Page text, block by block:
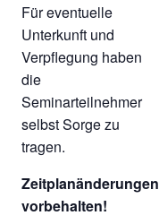
Für eventuelle
Unterkunft und
Verpflegung haben
die
Seminarteilnehmer
selbst Sorge zu
tragen.
Zeitplanänderungen
vorbehalten!